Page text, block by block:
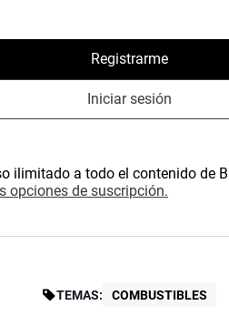
Registrarme
Iniciar sesión
ilimitado a todo el contenido de
opciones de suscripción.
TEMAS: COMBUSTIBLES